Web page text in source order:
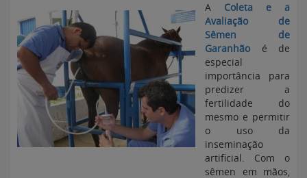
A Coleta e a
Avaliação de
Sêmen de
Garanhão é de
especial
importância para
predizer a
fertilidade do
mesmo e permitir
o uso da
inseminação
artificial. Com o
sêmen em mãos,